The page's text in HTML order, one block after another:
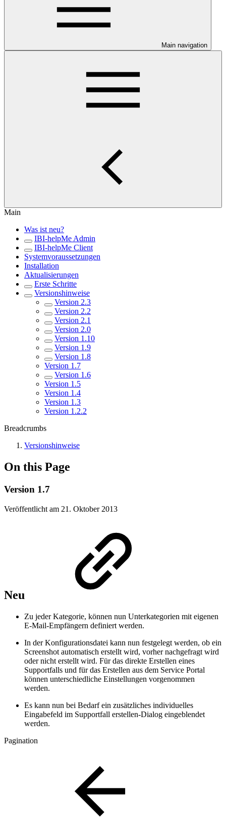
Main navigation
Main
Was ist neu?
IBI-helpMe Admin
IBI-helpMe Client
Systemvoraussetzungen
Installation
Aktualisierungen
Erste Schritte
Versionshinweise
Version 2.3
Version 2.2
Version 2.1
Version 2.0
Version 1.10
Version 1.9
Version 1.8
Version 1.7
Version 1.6
Version 1.5
Version 1.4
Version 1.3
Version 1.2.2
Breadcrumbs
Versionshinweise
On this Page
Version 1.7
Veröffentlicht am 21. Oktober 2013
Neu
Zu jeder Kategorie, können nun Unterkategorien mit eigenen
E-Mail-Empfängern definiert werden.
In der Konfigurationsdatei kann nun festgelegt werden, ob ein
Screenshot automatisch erstellt wird, vorher nachgefragt wird
oder nicht erstellt wird. Für das direkte Erstellen eines
Supportfalls und für das Erstellen aus dem Service Portal
können unterschiedliche Einstellungen vorgenommen
werden.
Es kann nun bei Bedarf ein zusätzliches individuelles
Eingabefeld im Supportfall erstellen-Dialog eingeblendet
werden.
Pagination